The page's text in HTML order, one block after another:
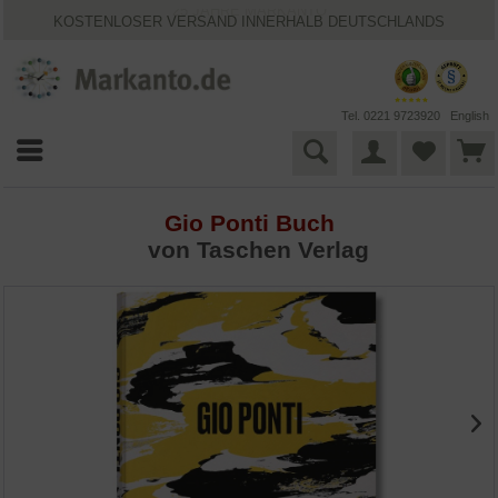
KOSTENLOSER VERSAND INNERHALB DEUTSCHLANDS
BESTPRICE-GARANTIE
Tel. 0221 9723920 English
Gio Ponti Buch
von Taschen Verlag